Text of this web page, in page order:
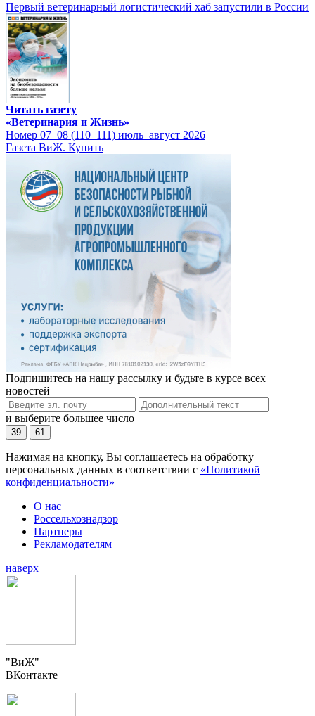
Первый ветеринарный логистический хаб запустили в России
Читать газету
«Ветеринария и Жизнь»
Номер 07–08 (110–111) июль–август 2026
Газета ВиЖ. Купить
Подпишитесь на нашу рассылку и будьте в курсе всех
новостей
и выберите большее число
39 61
Нажимая на кнопку, Вы соглашаетесь на обработку
персональных данных в соответствии с «Политикой
конфиденциальности»
О нас
Россельхознадзор
Партнеры
Рекламодателям
наверх
"ВиЖ"
ВКонтакте